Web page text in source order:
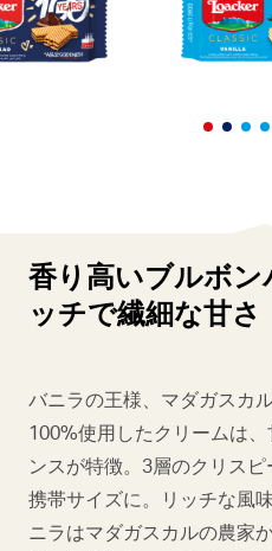
香り高いブルボン
ッチで繊細な甘さ
バニラの王様、マダガスカ
100%使用したクリームは
ンスが特徴。3層のクリス
携帯サイズに。リッチな風
ニラはマダガスカルの農家